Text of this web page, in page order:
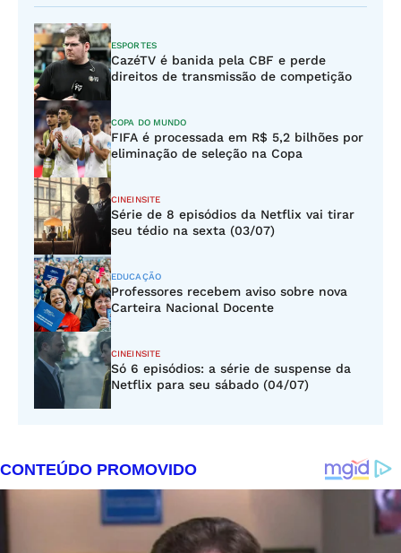
ESPORTES
CazéTV é banida pela CBF e perde
direitos de transmissão de competição
COPA DO MUNDO
FIFA é processada em R$ 5,2 bilhões por
eliminação de seleção na Copa
CINEINSITE
Série de 8 episódios da Netflix vai tirar
seu tédio na sexta (03/07)
EDUCAÇÃO
Professores recebem aviso sobre nova
Carteira Nacional Docente
CINEINSITE
Só 6 episódios: a série de suspense da
Netflix para seu sábado (04/07)